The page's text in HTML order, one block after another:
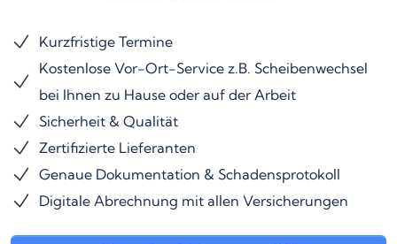
Kurzfristige Termine
Kostenlose Vor-Ort-Service z.B. Scheibenwechsel
bei Ihnen zu Hause oder auf der Arbeit
Sicherheit & Qualität
Zertifizierte Lieferanten
Genaue Dokumentation & Schadensprotokoll
Digitale Abrechnung mit allen Versicherungen